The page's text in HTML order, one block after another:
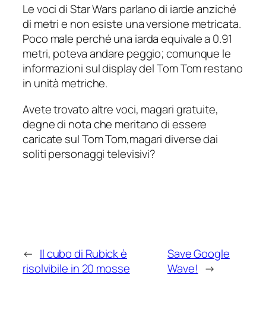
Le voci di Star Wars parlano di iarde anziché
di metri e non esiste una versione metricata.
Poco male perché una iarda equivale a 0.91
metri, poteva andare peggio; comunque le
informazioni sul display del Tom Tom restano
in unità metriche.
Avete trovato altre voci, magari gratuite,
degne di nota che meritano di essere
caricate sul Tom Tom,magari diverse dai
soliti personaggi televisivi?
← Il cubo di Rubick è
risolvibile in 20 mosse
Save Google
Wave! →